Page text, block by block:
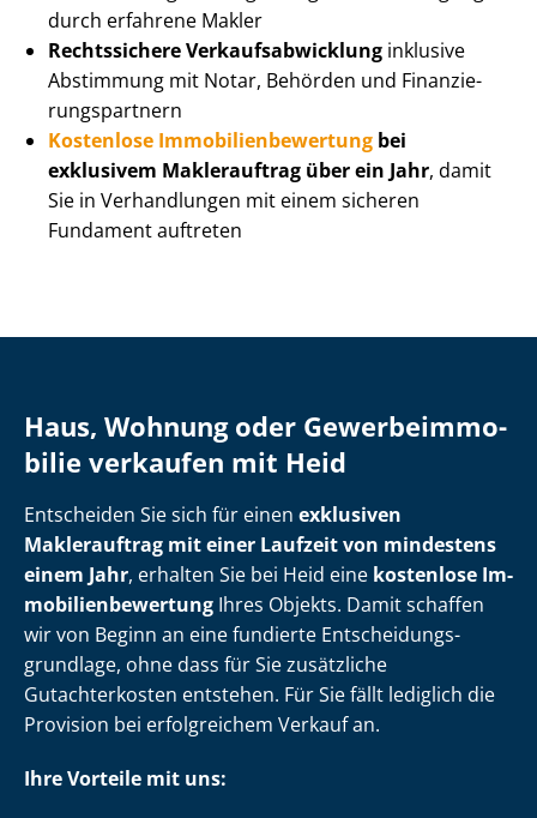
durch erfahrene Makler
Rechtssichere Ver­kaufs­ab­wick­lung inklusive
Abstimmung mit Notar, Behörden und Fi­nan­zie­
rungs­part­nern
Kostenlose Im­mo­bi­li­en­be­wer­tung bei
exklusivem Maklerauftrag über ein Jahr, damit
Sie in Verhandlungen mit einem sicheren
Fundament auftreten
Haus, Wohnung oder Ge­wer­be­im­mo­
bi­lie verkaufen mit Heid
Entscheiden Sie sich für einen exklusiven
Maklerauftrag mit einer Laufzeit von mindestens
einem Jahr, erhalten Sie bei Heid eine kostenlose Im­
mo­bi­li­en­be­wer­tung Ihres Objekts. Damit schaffen
wir von Beginn an eine fundierte Ent­schei­dungs­
grund­la­ge, ohne dass für Sie zusätzliche
Gutachterkosten entstehen. Für Sie fällt lediglich die
Provision bei erfolgreichem Verkauf an.
Ihre Vorteile mit uns: